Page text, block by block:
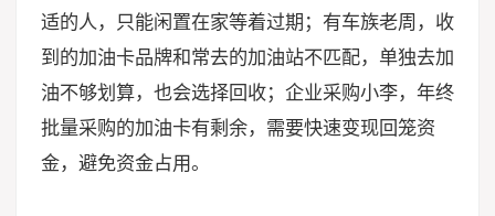
适的人，只能闲置在家等着过期；有车族老周，收
到的加油卡品牌和常去的加油站不匹配，单独去加
油不够划算，也会选择回收；企业采购小李，年终
批量采购的加油卡有剩余，需要快速变现回笼资
金，避免资金占用。